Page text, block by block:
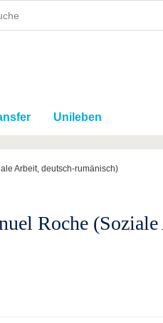
Unileben
Arbeit, deutsch-rumänisch)
Roche (Soziale